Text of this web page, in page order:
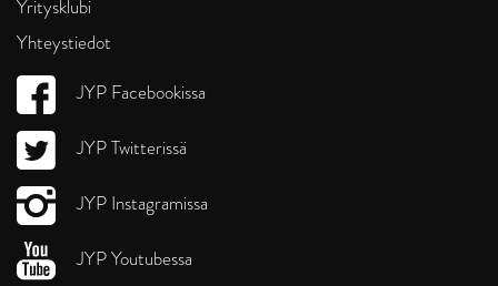
Yritysklubi
Yhteystiedot
JYP Facebookissa
JYP Twitterissä
JYP Instagramissa
JYP Youtubessa